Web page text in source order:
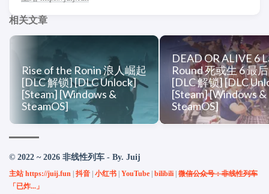
相关文章
Rise of the Ronin 浪人崛起
[DLC 解锁] [DLC Unlock]
[Steam] [Windows &
SteamOS]
DEAD OR ALIVE 6
Round 死或生 6 最
[DLC 解锁] [DLC
[Steam] [Windows &
SteamOS]
© 2022 ~ 2026 非线性列车 - By. Juij
主站 https://juij.fun 抖音 小红书 YouTube bilibili 微信公众号：非线性列车
「已炸...」